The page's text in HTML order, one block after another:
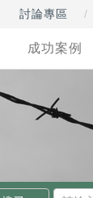
討論專區
成功案例